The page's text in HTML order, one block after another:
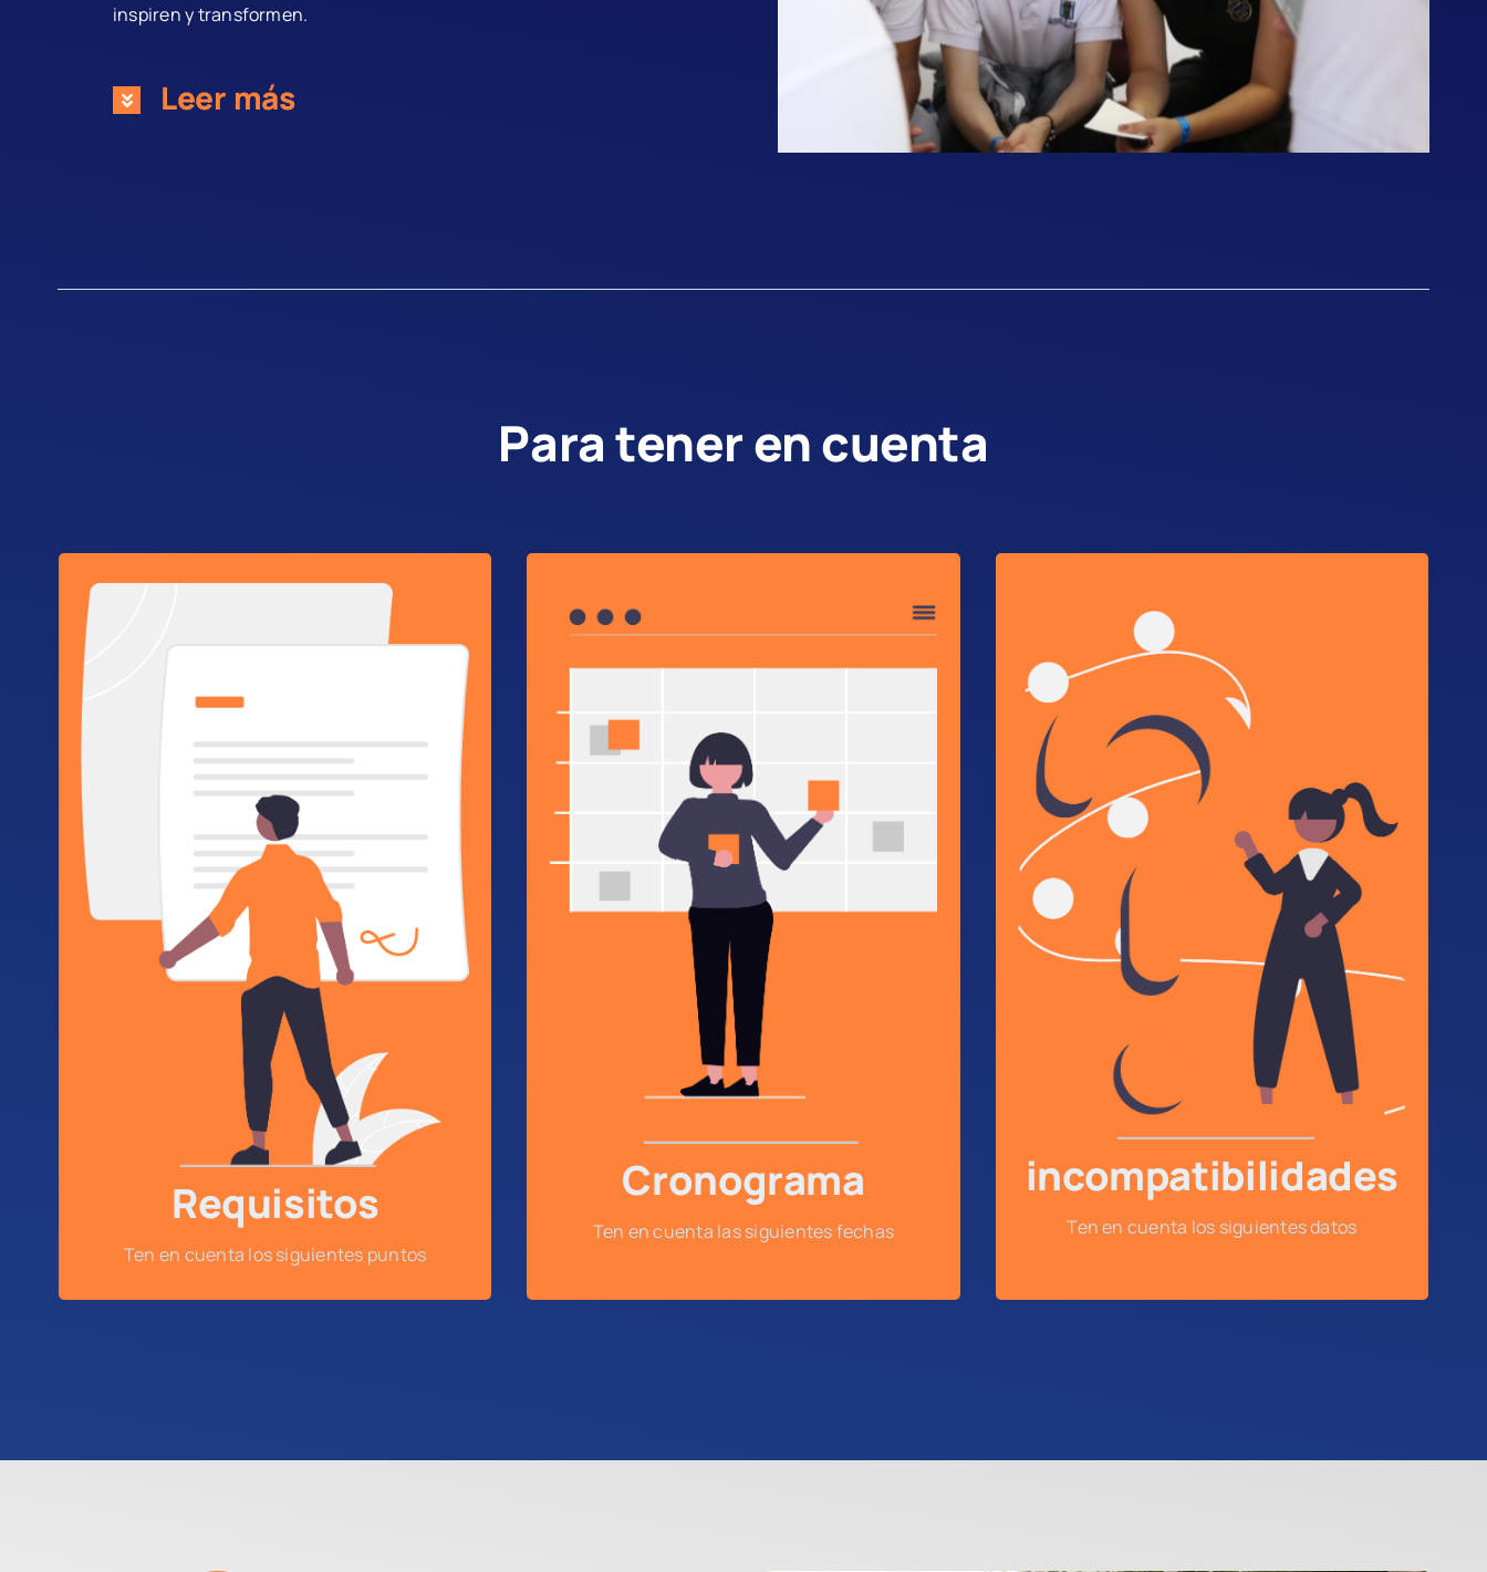
inspiren y transformen.
Leer más
Para tener en cuenta
Requisitos
Ten en cuenta los siguientes puntos
Requisitos
Tener entre 16 y 26 años al momento de la
inscripción.
Ser egresado de una institución educativa del
Distrito (oficial, privada o de cobertura).
Haber desempeñado un rol de liderazgo
estudiantil en la institución.
Estar domiciliado en el Valle de Aburrá y
acreditarlo durante el último año.
No estar vinculado a otro proceso de liderazgo
vigente de la Alcaldía de Medellín.
Tener disponibilidad de tiempo: sábados en la
mañana, martes y jueves entre las 6:00 P. M. y
Cronograma
Ten en cuenta las siguientes fechas
Cronograma
Lanzamiento oficial: 9 de septiembre
Inscripciones: 9 – 21 de septiembre de
Notificación por correo de personas
preseleccionadas: 23 de septiembre
incompatibilidades
Ten en cuenta los siguientes datos
incompatibilidades
No podrán participar quienes:
Sean miembros de Juntas de Acción Comunal
o Administradoras Locales.
Tengan grado de consanguinidad con
funcionarios de cargos de libre nombramiento
y remoción del Distrito.
Ocupar un cargo político o de representación.
Estén inhabilitados para ejercer cargos
públicos o tengan sentencias judiciales en su